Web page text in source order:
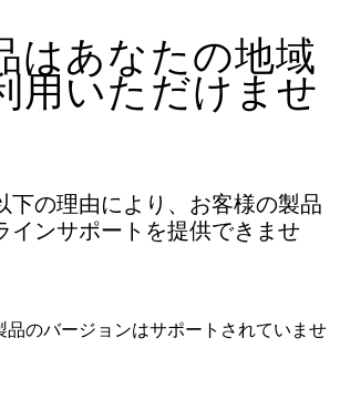
はあなたの地域
用いただけませ
下の理由により、お客様の製品
インサポートを提供できませ
品のバージョンはサポートされていませ